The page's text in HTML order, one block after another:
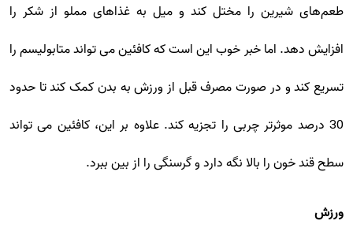
طعم‌های شیرین را مختل کند و میل به غذاهای مملو از شکر را
افزایش دهد. اما خبر خوب این است که کافئین می تواند متابولیسم را
تسریع کند و در صورت مصرف قبل از ورزش به بدن کمک کند تا حدود
30 درصد موثرتر چربی را تجزیه کند. علاوه بر این، کافئین می تواند
سطح قند خون را بالا نگه دارد و گرسنگی را از بین ببرد.
ورزش